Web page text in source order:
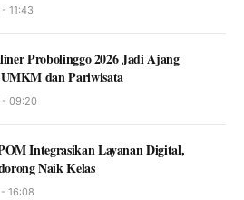
11:43
Probolinggo 2026 Jadi Ajang
dan Pariwisata
09:20
Integrasikan Layanan Digital,
Naik Kelas
16:08